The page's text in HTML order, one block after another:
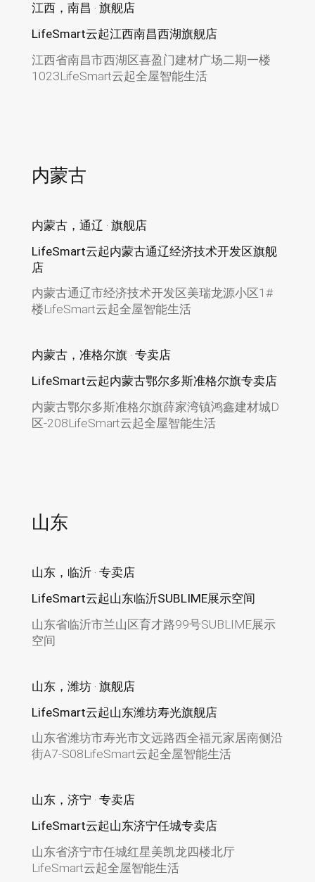
江西，南昌 · 旗舰店
LifeSmart云起江西南昌西湖旗舰店
江西省南昌市西湖区喜盈门建材广场二期一楼
1023LifeSmart云起全屋智能生活
内蒙古
内蒙古，通辽 · 旗舰店
LifeSmart云起内蒙古通辽经济技术开发区旗舰
店
内蒙古通辽市经济技术开发区美瑞龙源小区1#
楼LifeSmart云起全屋智能生活
内蒙古，准格尔旗 · 专卖店
LifeSmart云起内蒙古鄂尔多斯准格尔旗专卖店
内蒙古鄂尔多斯准格尔旗薛家湾镇鸿鑫建材城D
区-208LifeSmart云起全屋智能生活
山东
山东，临沂 · 专卖店
LifeSmart云起山东临沂SUBLIME展示空间
山东省临沂市兰山区育才路99号SUBLIME展示
空间
山东，潍坊 · 旗舰店
LifeSmart云起山东潍坊寿光旗舰店
山东省潍坊市寿光市文远路西全福元家居南侧沿
街A7-S08LifeSmart云起全屋智能生活
山东，济宁 · 专卖店
LifeSmart云起山东济宁任城专卖店
山东省济宁市任城红星美凯龙四楼北厅
LifeSmart云起全屋智能生活